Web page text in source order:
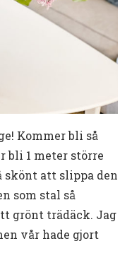
Kommer bli så
bli 1 meter större
skönt att slippa den
som stal så
grönt trädäck. Jag
vår hade gjort